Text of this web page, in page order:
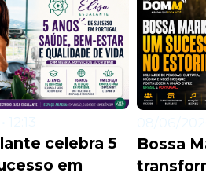
celebra 5
em
Bossa